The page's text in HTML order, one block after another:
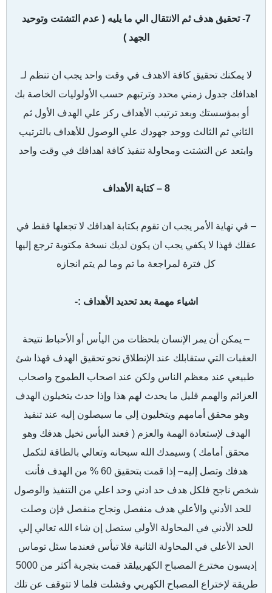
7- تحقيق هدف ثم الانتقال الي ما يليه ( عدم التشتت وتوحيد
الجهد )
لا يمكنك تحقيق كافة الاهدف في وقت واحد يجب ان تنظم لـ
اهدافك جدول زمني محدد وترتبهم حسب الأولوليات الخاصة بك
أو بمؤسستك وبعد ترتيب الأهداف ركز علي الهدف الأول ثم
الثاني ثم الثالث ووحد جهودك علي الوصول للأهداف بالترتيب
وابتعد عن التشتت ومحاولة تنفيذ كافة اهدافك في وقت واحد
8 – كتابة الأهداف
– في نهاية الأمر يجب ان تقوم بكتابة اهدافك لا تجعلها فقط في
عقلك فهذا لا يكفي يجب ان يكون لديك نسخة مكتوبة ترجع إليها
كل فترة لمراجعة ما تم وما لم يتم انجازه
اشياء مهمة بعد تحديد الأهداف :-
– يمكن أن يمر الإنسان بلحظات من اليأس أو الأحباط نتيحة
العقبات التي ستقابلك عند الإنطلاق نحو تحقيق الهدف فهذا شئ
طبيعي عند معظم الناس ولكن عند اصحاب الطموح واصحاب
العزائم والهمم قليل ما يحدث لهم هذا وإذا حدث يتخيلون الهدف
وهو محقق أمامهم ويتخليون إلي ما سيصلون إليه عند تنفيذ
الهدف لإستعادة الهمة والعزم ( فعند اليأس تخيل هدفك وهو
محقق أمامك ) وسيمدك الله سبحانه وتعالي بالطاقة لتكمل
هدفك وتصل إليه– إذا قمت بتحقيق 60 % من الهدف فأنت
شخص ناجح فلكل هدف حد ادني وحد اعلي من التنفيذ والوصول
للحد الأدني والأعلي هدف منفصل ونجاح منفصل فإن وصلت
للحد الأدني في المحاولة الأولي ستصل إن شاء الله تعالي إلي
الحد الأعلي في المحاولة الثانية فلا تيأس فعندما سئل توماس
إديسون مخترع المصباح الكهربي
لقد قمت بتجربة أكثر من 5000
طريقة لإختراع المصباح الكهربي وفشلت فلما لا تتوقف عن تلك